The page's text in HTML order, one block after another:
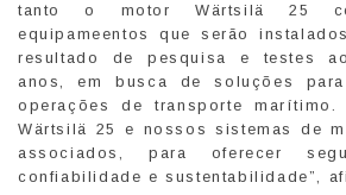
tanto o motor Wärtsilä 25
equipameentos que serão
resultado de pesquisa e testes
anos, em busca de soluções
operações de transporte marítimo.
Wärtsilä 25 e nossos sistemas de
associados, para oferecer
confiabilidade e sustentabilidade”,